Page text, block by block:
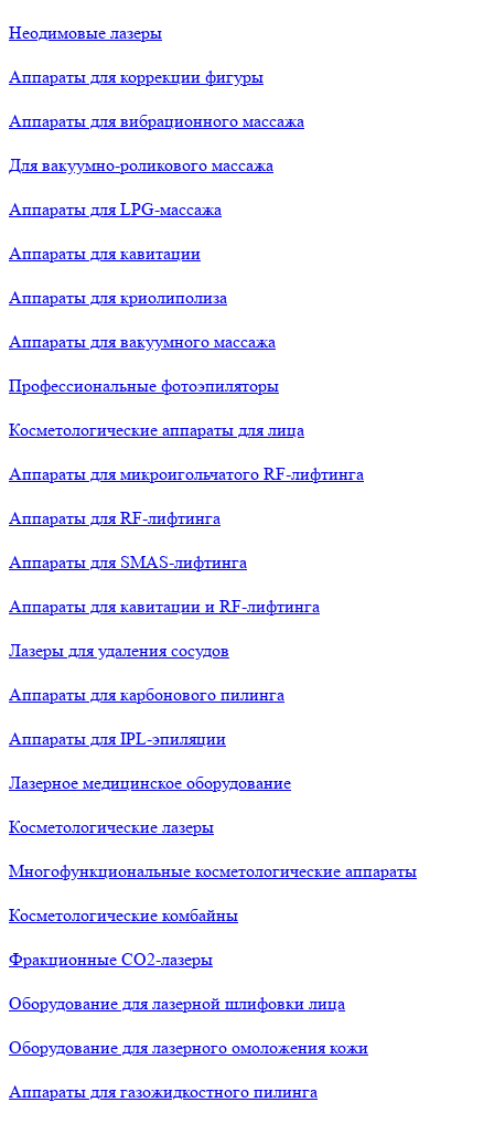
Неодимовые лазеры
Аппараты для коррекции фигуры
Аппараты для вибрационного массажа
Для вакуумно-роликового массажа
Аппараты для LPG-массажа
Аппараты для кавитации
Аппараты для криолиполиза
Аппараты для вакуумного массажа
Профессиональные фотоэпиляторы
Косметологические аппараты для лица
Аппараты для микроигольчатого RF-лифтинга
Аппараты для RF-лифтинга
Аппараты для SMAS-лифтинга
Аппараты для кавитации и RF-лифтинга
Лазеры для удаления сосудов
Аппараты для карбонового пилинга
Аппараты для IPL-эпиляции
Лазерное медицинское оборудование
Косметологические лазеры
Многофункциональные косметологические аппараты
Косметологические комбайны
Фракционные СО2-лазеры
Оборудование для лазерной шлифовки лица
Оборудование для лазерного омоложения кожи
Аппараты для газожидкостного пилинга